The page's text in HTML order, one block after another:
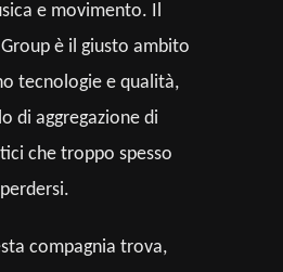
e movimento. Il
è il giusto ambito
tecnologie e qualità,
di aggregazione di
che troppo spesso
compagnia trova,